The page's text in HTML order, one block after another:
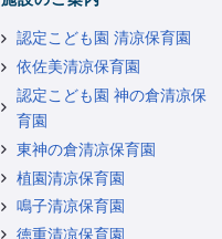
認定こども園 清凉保育園
依佐美清凉保育園
認定こども園 神の倉清凉保
育園
東神の倉清凉保育園
植園清凉保育園
鳴子清凉保育園
徳重清凉保育園